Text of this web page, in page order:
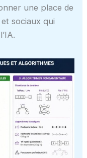
une place de
sociaux qui